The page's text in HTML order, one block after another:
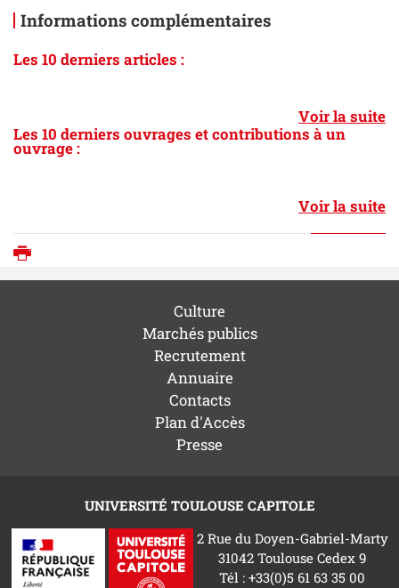
Informations complémentaires
Les 10 derniers articles :
Voir la suite
Les 10 derniers ouvrages et contributions à un
ouvrage :
Voir la suite
Culture
Marchés publics
Recrutement
Annuaire
Contacts
Plan d'Accès
Presse
UNIVERSITÉ TOULOUSE CAPITOLE
2 Rue du Doyen-Gabriel-Marty
31042 Toulouse Cedex 9
Tél : +33(0)5 61 63 35 00